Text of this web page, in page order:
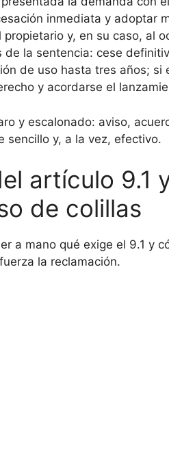
inmediata y adoptar
y, en su caso, al
de la sentencia: cese
de uso hasta tres años; si
y acordarse el
y escalonado: aviso,
sencillo y, a la vez, efectivo.
artículo 9.1
de colillas
a mano qué exige el 9.1 y
la reclamación.